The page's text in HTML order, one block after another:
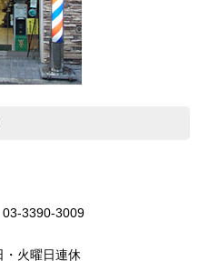
3390-3009
・火曜日連休